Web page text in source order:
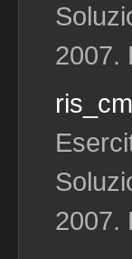
2007.
2007.